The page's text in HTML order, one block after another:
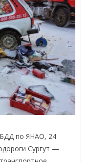
по ЯНАО, 24
Сургут —